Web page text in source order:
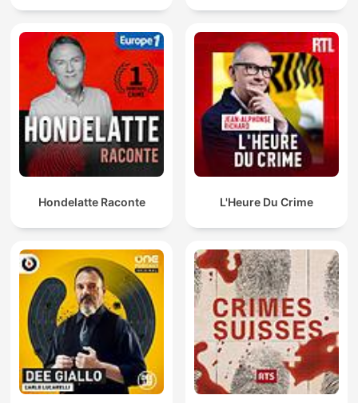
Hondelatte Raconte L'Heure Du Crime